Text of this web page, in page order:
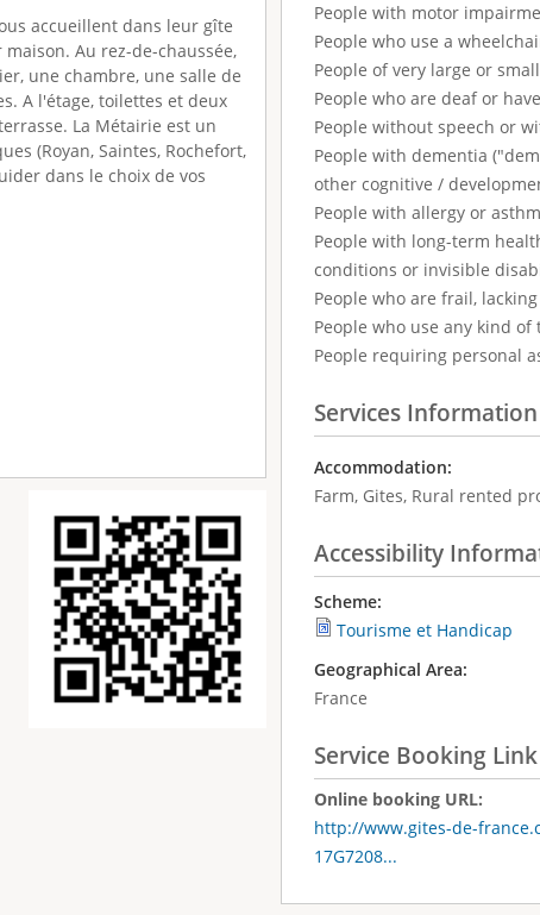
accueillent dans leur gîte
Au rez-de-chaussée,
une chambre, une salle de
A l'étage, toilettes et deux
La Métairie est un
(Royan, Saintes, Rochefort,
dans le choix de vos
People with motor
People who use a
People of very large or
People who are deaf or
People without speech or
People with dementia
other cognitive /
People with allergy or
People with long-term
conditions or invisible
People who are frail,
People who use any kind
People requiring personal
Services Information
Accommodation:
Farm, Gites, Rural rented
Accessibility
Scheme:
Tourisme et Handicap
Geographical Area:
France
Service Booking Link
Online booking URL:
http://www.gites-de-
17G7208...